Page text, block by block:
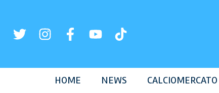
contenuto
HOME NEWS CALCIOMERCATO